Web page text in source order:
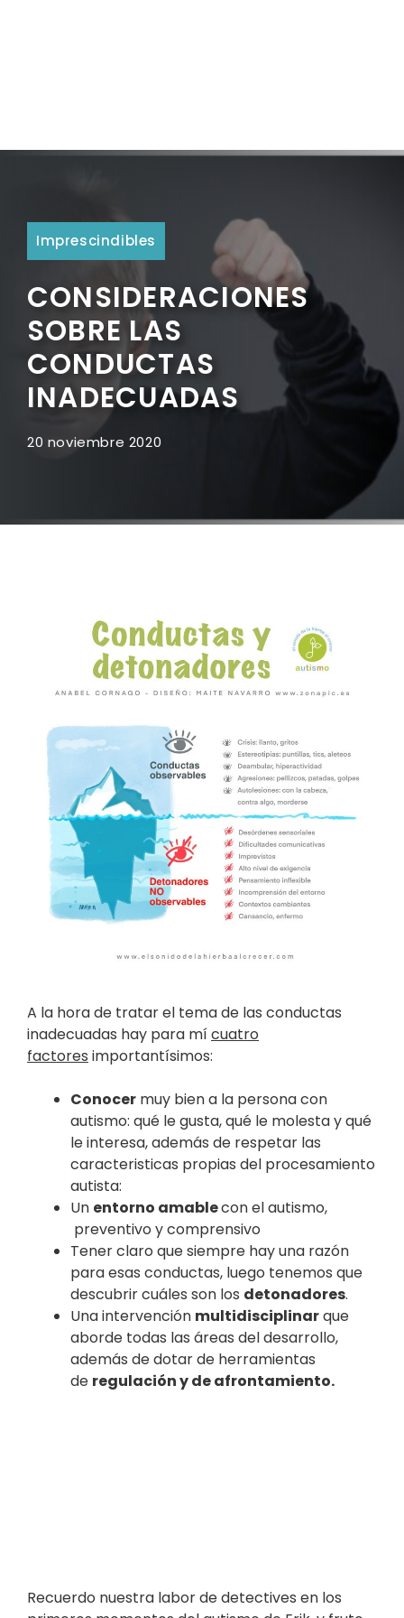
Imprescindibles
CONSIDERACIONES
SOBRE LAS
CONDUCTAS
INADECUADAS
20 noviembre 2020
A la hora de tratar el tema de las conductas
inadecuadas hay para mícuatro
factores importantísimos:
Conocer muy bien a la persona con
autismo: qué le gusta, qué le molesta y qué
le interesa, además de respetar las
caracteristicas propias del procesamiento
autista:
Un entorno amablecon el autismo,
preventivo y comprensivo
Tener claro que siempre hay una razón
para esas conductas, luego tenemos que
descubrir cuáles son los detonadores.
Una intervención multidisciplinarque
aborde todas las áreas del desarrollo,
además de dotar de herramientas
de regulación y de afrontamiento.
Recuerdo nuestra labor de detectives en los